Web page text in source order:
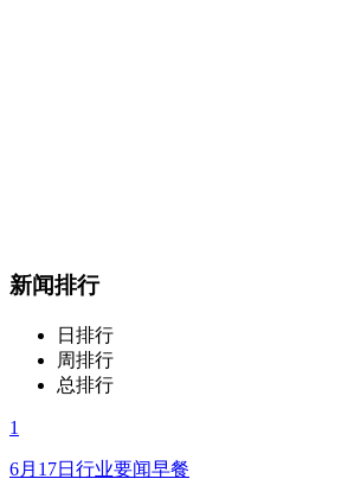
新闻排行
日排行
周排行
总排行
1
6月17日行业要闻早餐